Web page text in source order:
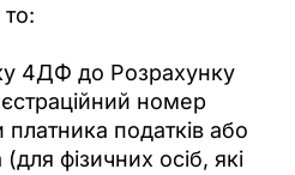
то:
4ДФ до Розрахунку
номер
платника податків або
фізичних осіб, які